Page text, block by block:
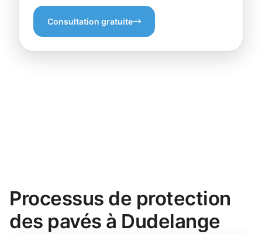
Consultation gratuite
Processus de protection
des pavés à Dudelange